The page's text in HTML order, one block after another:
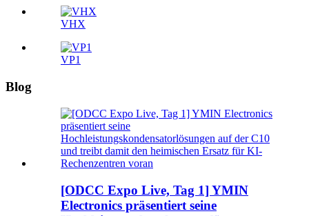
VHX
VP1
Blog
[ODCC Expo Live, Tag 1] YMIN
Electronics präsentiert seine